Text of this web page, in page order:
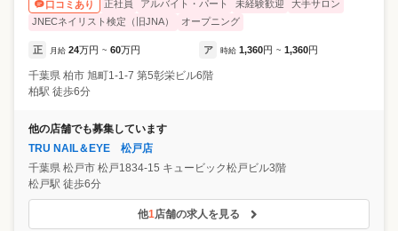
口コミあり
正社員 アルバイト・パート 未経験歓迎
大手サロン
JNECネイリスト検定（旧JNA）
オープニング
正 月給 24万円 ~ 60万円 ア 時給 1,360円 ~ 1,360円
千葉県 柏市 旭町1-1-7 第5彰栄ビル6階
柏駅 徒歩6分
他の店舗でも募集しています
TRU NAIL＆EYE 松戸店
千葉県 松戸市 松戸1834-15 キュービック松戸ビル3階
松戸駅 徒歩6分
他1店舗の求人を見る